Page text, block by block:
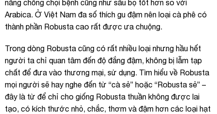
năng chống chọi bệnh cũng như sâu bọ tốt hơn so với
Arabica. Ở Việt Nam đa số thích gu đậm nên loại cà phê có
thành phần Robusta cao rất được ưa chuộng.
Trong dòng Robusta cũng có rất nhiều loại nhưng hầu hết
người ta chỉ quan tâm đến độ đắng đậm, không bị lẫm tạp
chất để đưa vào thương mại, sử dụng. Tìm hiểu về Robusta
mọi người sẽ hay nghe đến từ “cà sẻ” hoặc “Robusta sẻ” –
đây là từ để chỉ cho giống Robusta thuần không được lai
tạo, có kích thước nhỏ, chắc, thơm và đậm hơn các loại hạt